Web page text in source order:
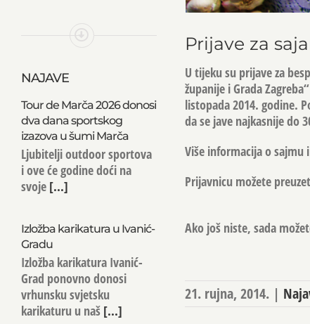
Prijave za
U tijeku su prijave za
županije i Grada
listopada 2014. godine.
da se jave najkasnije do
Više informacija o
Prijavnicu možete
Ako još niste, sada
21. rujna, 2014. |
NAJAVE
Tour de Marča 2026 donosi
dva dana sportskog
izazova u šumi Marča
Ljubitelji outdoor sportova
i ove će godine doći na
svoje[...]
Izložba karikatura u Ivanić-
Gradu
Izložba karikatura Ivanić-
Grad ponovno donosi
vrhunsku svjetsku
karikaturu u naš[...]